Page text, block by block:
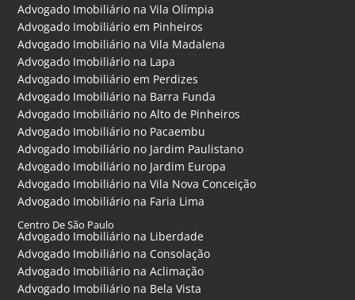
Advogado Imobiliário na Vila Olímpia
Advogado Imobiliário em Pinheiros
Advogado Imobiliário na Vila Madalena
Advogado Imobiliário na Lapa
Advogado Imobiliário em Perdizes
Advogado Imobiliário na Barra Funda
Advogado Imobiliário no Alto de Pinheiros
Advogado Imobiliário no Pacaembu
Advogado Imobiliário no Jardim Paulistano
Advogado Imobiliário no Jardim Europa
Advogado Imobiliário na Vila Nova Conceição
Advogado Imobiliário na Faria Lima
Centro De São Paulo
Advogado Imobiliário na Liberdade
Advogado Imobiliário na Consolação
Advogado Imobiliário na Aclimação
Advogado Imobiliário na Bela Vista